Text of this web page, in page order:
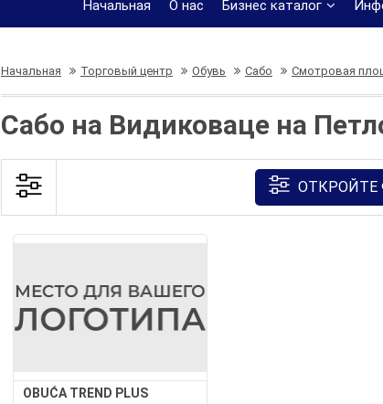
Начальная О нас Бизнес каталог
Начальная Торговый центр Обувь Сабо Смотровая
Сабо на Видиковаце на
ОТКРОЙТЕ
OBUĆA TREND PLUS